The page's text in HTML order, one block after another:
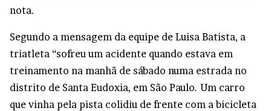
nota.
Segundo a mensagem da equipe de Luisa Batista, a
triatleta “sofreu um acidente quando estava em
treinamento na manhã de sábado numa estrada no
distrito de Santa Eudoxia, em São Paulo. Um carro
que vinha pela pista colidiu de frente com a bicicleta